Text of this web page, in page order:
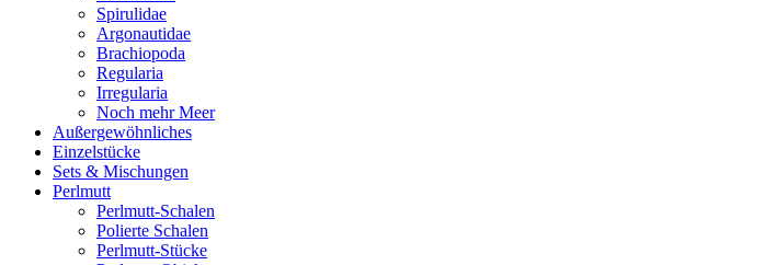
Spirulidae
Argonautidae
Brachiopoda
Regularia
Irregularia
Noch mehr Meer
Außergewöhnliches
Einzelstücke
Sets & Mischungen
Perlmutt
Perlmutt-Schalen
Polierte Schalen
Perlmutt-Stücke